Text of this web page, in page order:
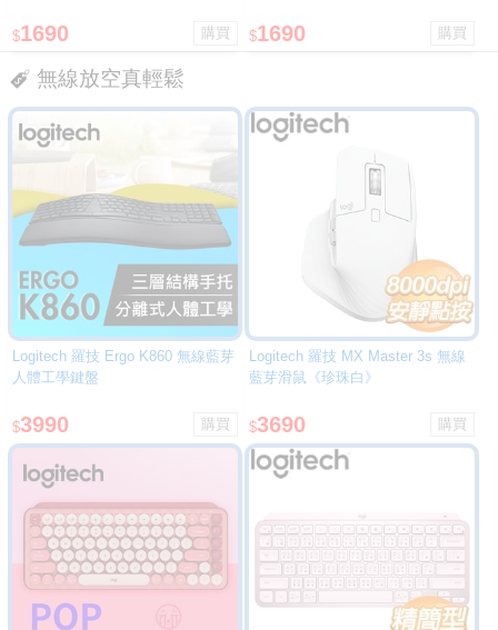
$1690 $1690
無線放空真輕鬆
Logitech 羅技 Ergo K860 無線藍芽
人體工學鍵盤
$3990
Logitech 羅技 MX Master 3s 無線
藍芽滑鼠《珍珠白》
$3690